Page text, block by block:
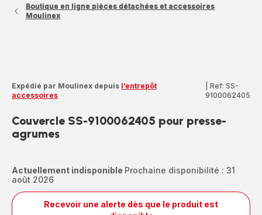
Boutique en ligne pièces détachées et accessoires
Moulinex
Expédié par Moulinex depuis l’entrepôt
accessoires
Ref: SS-
9100062405
Couvercle SS-9100062405 pour presse-
agrumes
Actuellement indisponible Prochaine disponibilité : 31
août 2026
Recevoir une alerte dès que le produit est